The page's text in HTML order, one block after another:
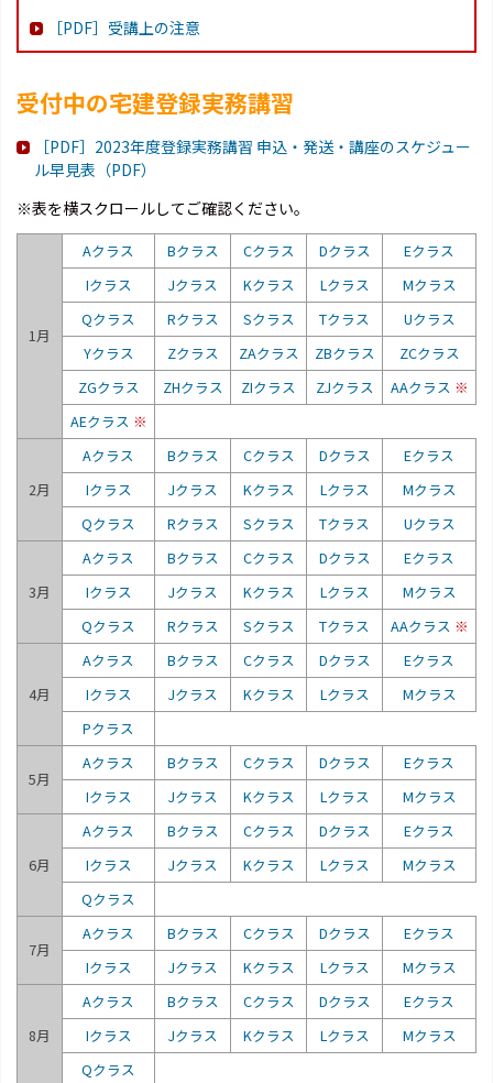
［PDF］受講上の注意
受付中の宅建登録実務講習
［PDF］2023年度登録実務講習 申込・発送・講座のスケジュー
ル早見表（PDF）
※表を横スクロールしてご確認ください。
1月
Aクラス Bクラス Cクラス Dクラス
Eクラス
Iクラス
Jクラス Kクラス Lクラス
Mクラス
Qクラス
Rクラス Sクラス Tクラス
Uクラス
Yクラス
Zクラス ZAクラス ZBクラス ZCクラス
ZGクラス
ZHクラス ZIクラス ZJクラス AAクラス ※
AEクラス ※
2月
Aクラス Bクラス Cクラス Dクラス
Eクラス
Iクラス
Jクラス Kクラス Lクラス
Mクラス
Qクラス
Rクラス Sクラス Tクラス Uクラス
3月
Aクラス Bクラス Cクラス Dクラス
Eクラス
Iクラス
Jクラス Kクラス Lクラス
Mクラス
Qクラス
Rクラス Sクラス Tクラス AAクラス ※
4月
Aクラス Bクラス Cクラス Dクラス
Eクラス
Iクラス
Jクラス Kクラス Lクラス
Mクラス
Pクラス
5月
Aクラス Bクラス Cクラス Dクラス
Eクラス
Iクラス
Jクラス Kクラス Lクラス Mクラス
6月
Aクラス Bクラス Cクラス Dクラス
Eクラス
Iクラス
Jクラス Kクラス Lクラス
Mクラス
Qクラス
7月
Aクラス Bクラス Cクラス Dクラス
Eクラス
Iクラス
Jクラス Kクラス Lクラス Mクラス
8月
Aクラス Bクラス Cクラス Dクラス
Eクラス
Iクラス
Jクラス Kクラス Lクラス
Mクラス
Qクラス